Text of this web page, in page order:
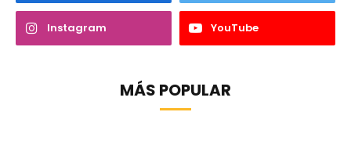
Instagram YouTube
MÁS POPULAR